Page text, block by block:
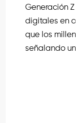
Generación
digitales en
que los
señalando